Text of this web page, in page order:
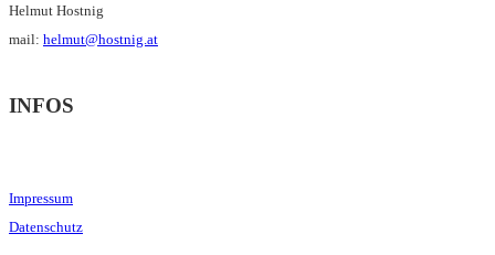
Helmut Hostnig
mail: helmut@hostnig.at
INFOS
Impressum
Datenschutz